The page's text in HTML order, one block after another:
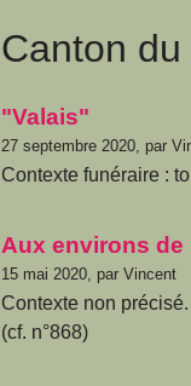
Canton du
"Valais"
27 septembre 2020, par
Contexte funéraire :
Aux environs de
15 mai 2020, par Vincent
Contexte non précisé.
(cf. n°868)